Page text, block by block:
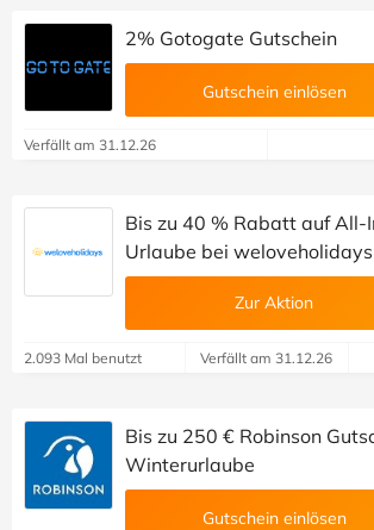
2% Gotogate Gutschein
Gutschein einlösen
Verfällt am 31.12.26
Bis zu 40 % Rabatt auf All-
Urlaube bei weloveholidays
Zur Aktion
2.093 Mal benutzt Verfällt am 31.12.26
Bis zu 250 € Robinson
Winterurlaube
Gutschein einlösen